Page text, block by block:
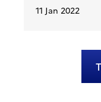
11 Jan 2022